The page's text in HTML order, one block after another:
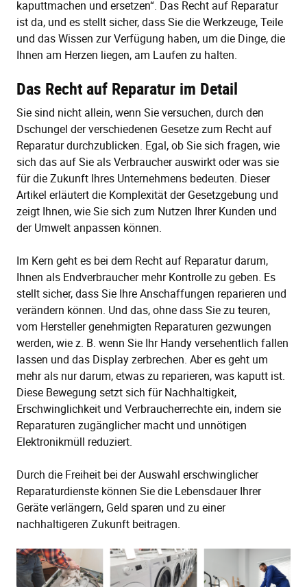
kaputtmachen und ersetzen“. Das Recht auf Reparatur
ist da, und es stellt sicher, dass Sie die Werkzeuge, Teile
und das Wissen zur Verfügung haben, um die Dinge, die
Ihnen am Herzen liegen, am Laufen zu halten.
Das Recht auf Reparatur im Detail
Sie sind nicht allein, wenn Sie versuchen, durch den
Dschungel der verschiedenen Gesetze zum Recht auf
Reparatur durchzublicken. Egal, ob Sie sich fragen, wie
sich das auf Sie als Verbraucher auswirkt oder was sie
für die Zukunft Ihres Unternehmens bedeuten. Dieser
Artikel erläutert die Komplexität der Gesetzgebung und
zeigt Ihnen, wie Sie sich zum Nutzen Ihrer Kunden und
der Umwelt anpassen können.
Im Kern geht es bei dem Recht auf Reparatur darum,
Ihnen als Endverbraucher mehr Kontrolle zu geben. Es
stellt sicher, dass Sie Ihre Anschaffungen reparieren und
verändern können. Und das, ohne dass Sie zu teuren,
vom Hersteller genehmigten Reparaturen gezwungen
werden, wie z. B. wenn Sie Ihr Handy versehentlich fallen
lassen und das Display zerbrechen. Aber es geht um
mehr als nur darum, etwas zu reparieren, was kaputt ist.
Diese Bewegung setzt sich für Nachhaltigkeit,
Erschwinglichkeit und Verbraucherrechte ein, indem sie
Reparaturen zugänglicher macht und unnötigen
Elektronikmüll reduziert.
Durch die Freiheit bei der Auswahl erschwinglicher
Reparaturdienste können Sie die Lebensdauer Ihrer
Geräte verlängern, Geld sparen und zu einer
nachhaltigeren Zukunft beitragen.